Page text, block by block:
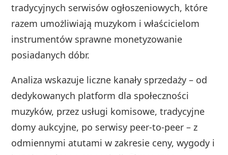
tradycyjnych serwisów ogłoszeniowych, które
razem umożliwiają muzykom i właścicielom
instrumentów sprawne monetyzowanie
posiadanych dóbr.
Analiza wskazuje liczne kanały sprzedaży – od
dedykowanych platform dla społeczności
muzyków, przez usługi komisowe, tradycyjne
domy aukcyjne, po serwisy peer‑to‑peer – z
odmiennymi atutami w zakresie ceny, wygody i